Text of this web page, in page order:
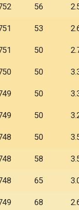
56
53
50
50
50
50
50
58
65
68